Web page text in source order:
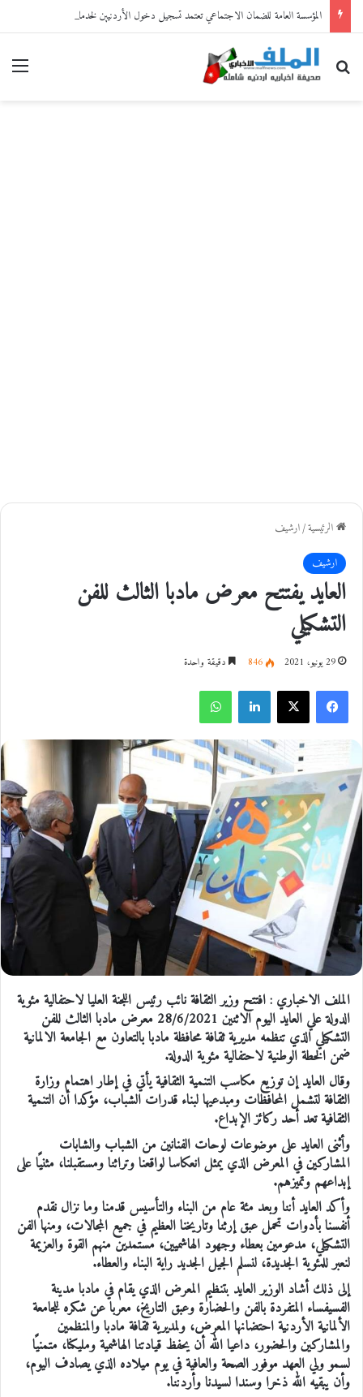
بحث عن
الرئيسية/ارشيف
ارشيف
العايد يفتتح معرض مادبا الثالث للفن
التشكيلي
29 يونيو، 2021 846 دقيقة واحدة
فيسبوك
الملف الاخباري : افتتح وزير الثقافة نائب رئيس اللجنة العليا لاحتفالية مئوية
الدولة علي العايد اليوم الاثنين 28/6/2021 معرض مادبا الثالث للفن
التشكيلي الذي تنظمه مديرية ثقافة محافظة مادبا بالتعاون مع الجامعة الالمانية
ضمن الخطة الوطنية لاحتفالية مئوية الدولة.
وقال العايد إن توزيع مكاسب التنمية الثقافية يأتي في إطار اهتمام وزارة
الثقافة لتشمل المحافظات ومبدعيها لبناء قدرات الشباب، مؤكدا أن التنمية
الثقافية تعد أحد ركائز الإبداع.
وأثنى العايد على موضوعات لوحات الفنانين من الشباب والشابات
المشاركين في المعرض الذي يمثل انعكاسا لواقعنا وتراثنا ومستقبلنا، مثنيًا على
إبداعهم وتميزهم.
وأكد العايد أننا وبعد مئة عام من البناء والتأسيس قدمنا وما نزال نقدم
أنفسنا بأدوات تحمل عبق إرثنا وتاريخنا العظيم في جميع المجالات، ومنها الفن
التشكيلي، مدعومين بعطاء وجهود الهاشميين، مستمدين منهم القوة والعزيمة
لنعبر للمئوية الجديدة، لنسلم الجيل الجديد راية البناء والعطاء.
إلى ذلك أشاد الوزير العايد بتنظيم المعرض الذي يقام في مادبا مدينة
الفسيفساء المتفردة بالفن والحضارة وعبق التاريخ، معربا عن شكره للجامعة
الألمانية الأردنية احتضانها المعرض، ولمديرية ثقافة مادبا والمنظمين
والمشاركين والحضور، داعيا الله أن يحفظ قيادتنا الهاشمية ومليكنا، متمنيًا
لسمو ولي العهد موفور الصحة والعافية في يوم ميلاده الذي يصادف اليوم،
وأن يبقيه الله ذخرا وسندا لسيدنا وأردننا.